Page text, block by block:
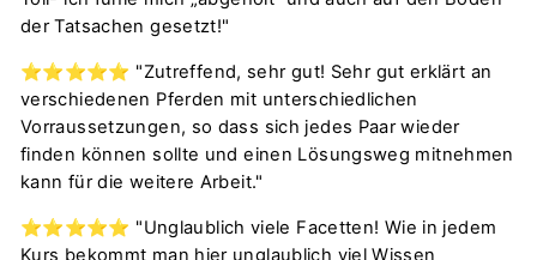
der Tatsachen gesetzt!"
⭐️⭐️⭐️⭐️⭐️ "Zutreffend, sehr gut! Sehr gut erklärt an
verschiedenen Pferden mit unterschiedlichen
Vorraussetzungen, so dass sich jedes Paar wieder
finden können sollte und einen Lösungsweg mitnehmen
kann für die weitere Arbeit."
⭐️⭐️⭐️⭐️⭐️ "Unglaublich viele Facetten! Wie in jedem
Kurs bekommt man hier unglaublich viel Wissen